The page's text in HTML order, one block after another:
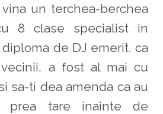
un terchea-berchea
8 clase specialist in
de DJ emerit, ca
a fost al mai cu
sa-ti dea amenda ca au
prea tare inainte de